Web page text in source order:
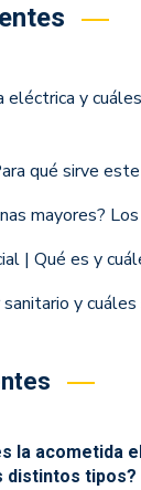
eléctrica y
qué sirve
mayores?
| Qué es y
y
la acometida
distintos tipos?